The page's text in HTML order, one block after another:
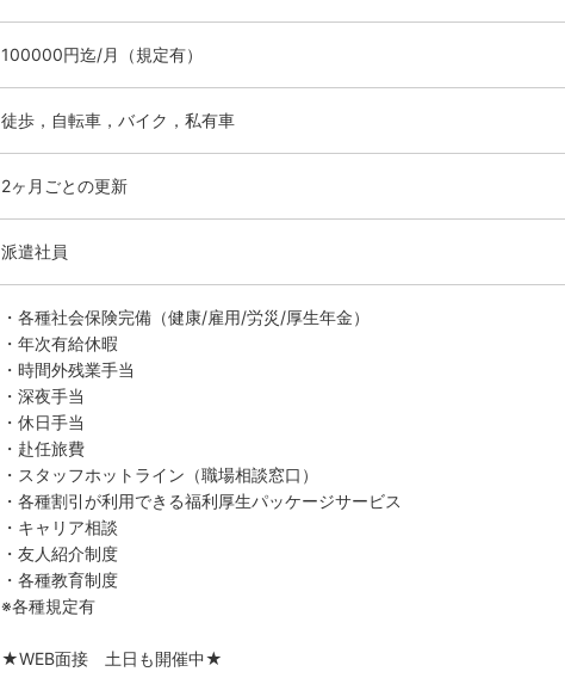
100000円迄/月（規定有）
徒歩，自転車，バイク，私有車
2ヶ月ごとの更新
派遣社員
・各種社会保険完備（健康/雇用/労災/厚生年金）
・年次有給休暇
・時間外残業手当
・深夜手当
・休日手当
・赴任旅費
・スタッフホットライン（職場相談窓口）
・各種割引が利用できる福利厚生パッケージサービス
・キャリア相談
・友人紹介制度
・各種教育制度
※各種規定有
★WEB面接 土日も開催中★